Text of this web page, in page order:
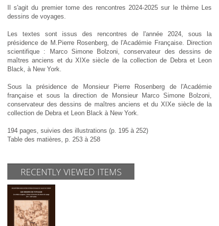
Il s'agit du premier tome des rencontres 2024-2025 sur le thème Les
dessins de voyages.
Les textes sont issus des rencontres de l'année 2024, sous la
présidence de M.Pierre Rosenberg, de l'Académie Française. Direction
scientifique : Marco Simone Bolzoni, conservateur des dessins de
maîtres anciens et du XIXe siècle de la collection de Debra et Leon
Black, à New York.
Sous la présidence de Monsieur Pierre Rosenberg de l'Académie
française et sous la direction de Monsieur Marco Simone Bolzoni,
conservateur des dessins de maîtres anciens et du XIXe siècle de la
collection de Debra et Leon Black à New York.
194 pages, suivies des illustrations (p. 195 à 252)
Table des matières, p. 253 à 258
RECENTLY VIEWED ITEMS